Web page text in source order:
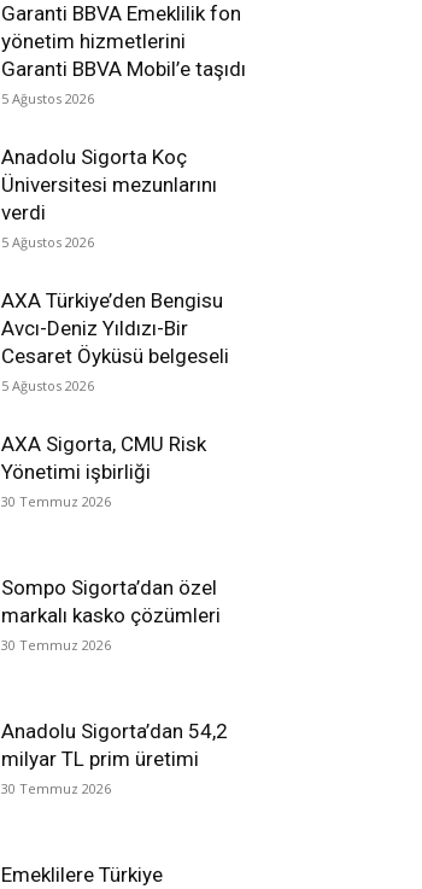
Garanti BBVA Emeklilik fon
yönetim hizmetlerini
Garanti BBVA Mobil’e taşıdı
5 Ağustos 2026
Anadolu Sigorta Koç
Üniversitesi mezunlarını
verdi
5 Ağustos 2026
AXA Türkiye’den Bengisu
Avcı-Deniz Yıldızı-Bir
Cesaret Öyküsü belgeseli
5 Ağustos 2026
AXA Sigorta, CMU Risk
Yönetimi işbirliği
30 Temmuz 2026
Sompo Sigorta’dan özel
markalı kasko çözümleri
30 Temmuz 2026
Anadolu Sigorta’dan 54,2
milyar TL prim üretimi
30 Temmuz 2026
Emeklilere Türkiye